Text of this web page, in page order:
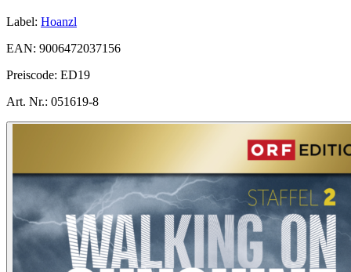
Label: Hoanzl
EAN: 9006472037156
Preiscode: ED19
Art. Nr.: 051619-8